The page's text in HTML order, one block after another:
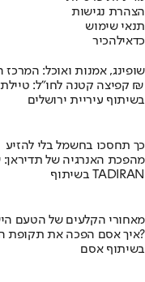
הצהרת נגישות
תנאי שימוש
כדאילהכיר
שופינג, אמנות ואוכל:
קפיצה קטנה לחו"ל: טיילת חדשה, מיצגי אמנות, וכיכרות משופצות בהשקעה של 100 מיליון ₪
בשיתוף עיריית ירושלים
כך תחסכו בחשמל בלי להזיע
מהפכת האנרגיה של
בשיתוף TADIRAN
מאחורי הקלעים של הטעם
איך אסם הפכה את תקופת הצנע והמחסור הקשה של שנות ה-40 למותג לאומי?
בשיתוף אסם